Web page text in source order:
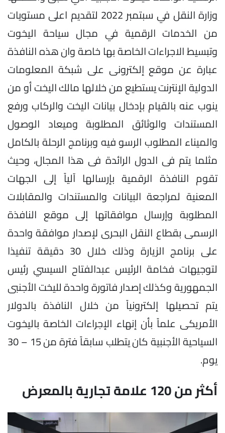
وزارة النقل في سبتمبر 2022 لتقديم اعلى مستويات
من الخدمات الرقمية في مجال سياحة اليخوت
وتبسيط الاجراءات الخاصة بها خاصة وان هذه النافذة
عبارة عن موقع إلكترونى على شبكة المعلومات
الدولية الإنترنت يستطيع من خلالها مالك اليخت أو من
ينوب عنه بالقيام بإدخال بيانات اليخت والركاب ورفع
المستندات والوثائق المطلوبة وميعاد الوصول
والميناء المطلوب الرسو فيه وبرنامج الرحلة بالكامل
مثلما يتم فى الدول الرائدة فى هذا المجال، وحيث
تقوم النافذة الرقمية بإرسالها آلياً إلى الجهات
المعنية لمراجعة البيانات والمستندات والمقابلات
المطلوبة وإرسال موافقاتها إلى موقع النافذة
الرسمى بقطاع النقل البحرى لإصدار موافقة واحدة
على برنامج الزيارة وذلك خلال 30 دقيقة تنفيذا
لتوجيهات فخامة الرئيس عبدالفتاح السيسي رئيس
الجمهورية وكذلك إصدار فاتورة واحدة لليخت الأجنبى
يتم تحصيلها إلكترونياً من خلال النافذة بالدولار
الأمريكى علماً بأن إنهاء الإجراءات الخاصة باليخوت
السياحية الأجنبية كان يتطلب سابقاً فترة من 15 – 30
يوم.
أكثر من 120 علامة تجارية بالمعرض